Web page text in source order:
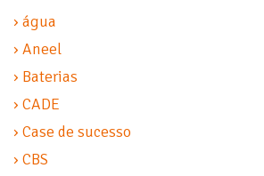
› água
› Aneel
› Baterias
› CADE
› Case de sucesso
› CBS